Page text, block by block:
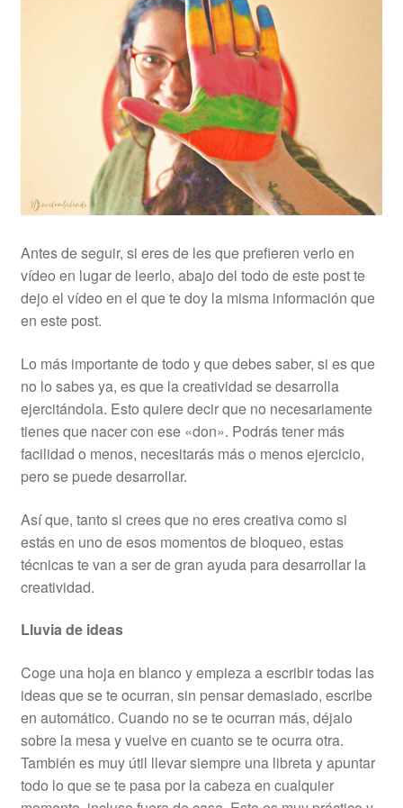
Antes de seguir, si eres de les que prefieren verlo en
vídeo en lugar de leerlo, abajo del todo de este post te
dejo el vídeo en el que te doy la misma información que
en este post.
Lo más importante de todo y que debes saber, si es que
no lo sabes ya, es que la creatividad se desarrolla
ejercitándola. Esto quiere decir que no necesariamente
tienes que nacer con ese «don». Podrás tener más
facilidad o menos, necesitarás más o menos ejercicio,
pero se puede desarrollar.
Así que, tanto si crees que no eres creativa como si
estás en uno de esos momentos de bloqueo, estas
técnicas te van a ser de gran ayuda para desarrollar la
creatividad.
Lluvia de ideas
Coge una hoja en blanco y empieza a escribir todas las
ideas que se te ocurran, sin pensar demasiado, escribe
en automático. Cuando no se te ocurran más, déjalo
sobre la mesa y vuelve en cuanto se te ocurra otra.
También es muy útil llevar siempre una libreta y apuntar
todo lo que se te pasa por la cabeza en cualquier